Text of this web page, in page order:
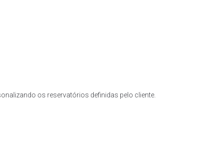
os reservatórios definidas pelo cliente.